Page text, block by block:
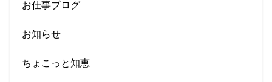
お仕事ブログ
お知らせ
ちょこっと知恵